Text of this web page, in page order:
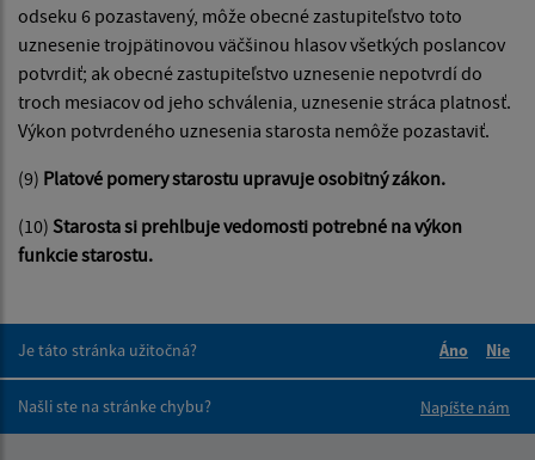
odseku 6 pozastavený, môže obecné zastupiteľstvo toto
uznesenie trojpätinovou väčšinou hlasov všetkých poslancov
potvrdiť; ak obecné zastupiteľstvo uznesenie nepotvrdí do
troch mesiacov od jeho schválenia, uznesenie stráca platnosť.
Výkon potvrdeného uznesenia starosta nemôže pozastaviť.
(9) Platové pomery starostu upravuje osobitný zákon.
(10) Starosta si prehlbuje vedomosti potrebné na výkon
funkcie starostu.
Je táto stránka užitočná?
Áno
Nie
Našli ste na stránke chybu?
Napíšte nám